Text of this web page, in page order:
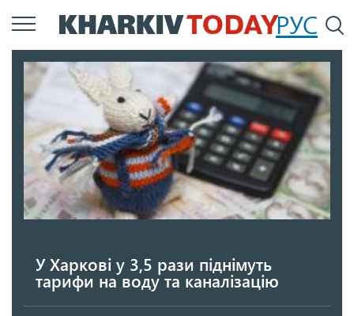
Перейти
до
вмісту
РУС
У Харкові у 3,5 рази піднімуть
тарифи на воду та каналізацію